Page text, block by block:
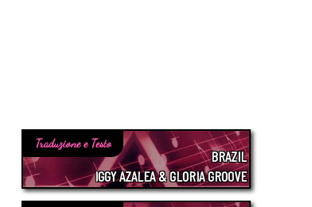
Traduzione e Testo
BRAZIL
IGGY AZALEA & GLORIA GROOVE